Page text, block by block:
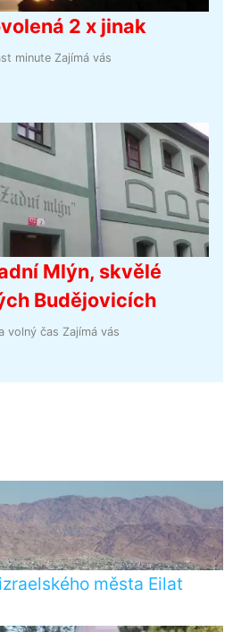
2 x jinak
minute Zajímá vás
Mlýn, skvělé
Budějovicích
volný čas Zajímá vás
města Eilat